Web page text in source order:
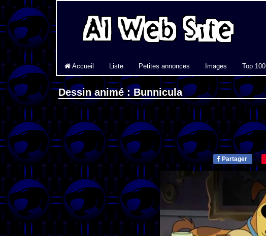
Accueil Liste Petites annonces Images Top 100
Dessin animé : Bunnicula
Partager